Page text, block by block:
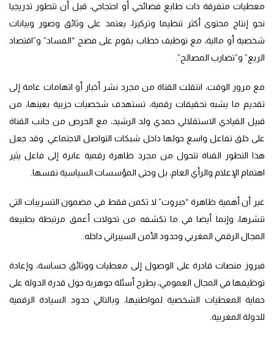
معطيات متفرقة ذات طابع فضائحي أو احتجاجي، قبل أن تتطور تدريجيا
نحو إنتاج محتوى أكثر تنظيما وتركيزا، يعتمد على وثائق وصور وبيانات
شخصية أو مالية، مع توظيف خطاب يقوم على فضح “الفساد” و”اقتصاد
الريع” و”تضارب المصالح”.
مع مرور الوقت، انتقلت القناة من مجرد نشر أخبار أو اتهامات عامة إلى
تقديم ما يشبه تحقيقات رقمية، تستهدف شخصيات حزبية بعينها، من
قبيل القيادي الاستقلالي حمدي ولد الرشيد، مع الحرص من جانب القناة
على خلق تفاعل واسع حولها داخل شبكات التواصل الاجتماعي. وقد جعل
هذا التطور القناة تتحول من مجرد ظاهرة رقمية عابرة إلى فاعل يثير
اهتمام الإعلام والرأي العام، بل وحتى المؤسسات السياسية نفسها.
غير أن أهمية ظاهرة “جبروت” لا تكمن فقط في مضمون التسريبات التي
تنشرها، وإنما أيضا في ما تكشفه من تحولات أعمق مرتبطة بطبيعة
المجال الرقمي المغربي وحدود الأمن السيبراني داخله.
فبروز منصات قادرة على الوصول إلى معطيات ووثائق حساسة، وإعادة
توظيفها في المجال العمومي، يطرح أسئلة جوهرية حول قدرة الدولة على
حماية المعطيات الشخصية لمواطنيها، وبالتالي حدود السيادة الرقمية
للدولة المغربية.